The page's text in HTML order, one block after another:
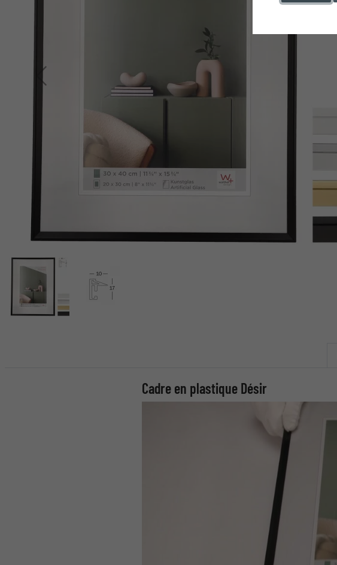
Retour
Cadre en plastique Désir